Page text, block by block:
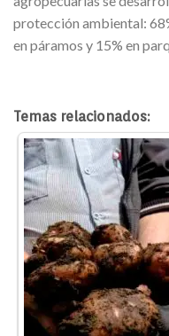
protección ambiental:
en páramos y 15% en
Temas relacionados: